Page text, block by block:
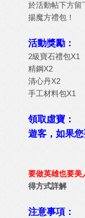
於活動帖下方留
揚魔方禮包！
活動獎勵：
2級寶石禮包X1
精鋼X2
清心丹X2
手工材料包X1
領取虛寶：
遊客，如果
要做英雄也要美
得方式詳解
注意事項：